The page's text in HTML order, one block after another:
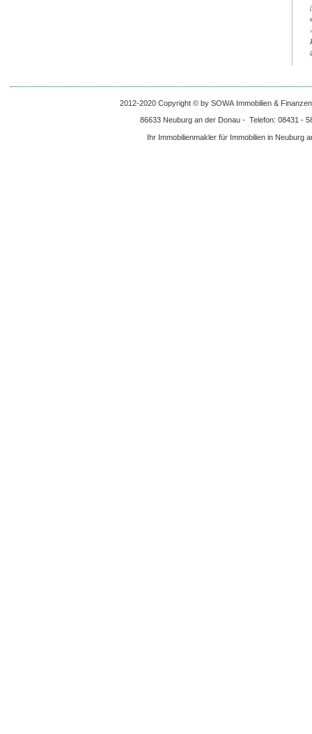
2012-2020 Copyright © by SOWA Immobilien &
86633 Neuburg an der Donau - Telefon: 08431 -
Ihr Immobilienmakler für Immobilien in Neuburg